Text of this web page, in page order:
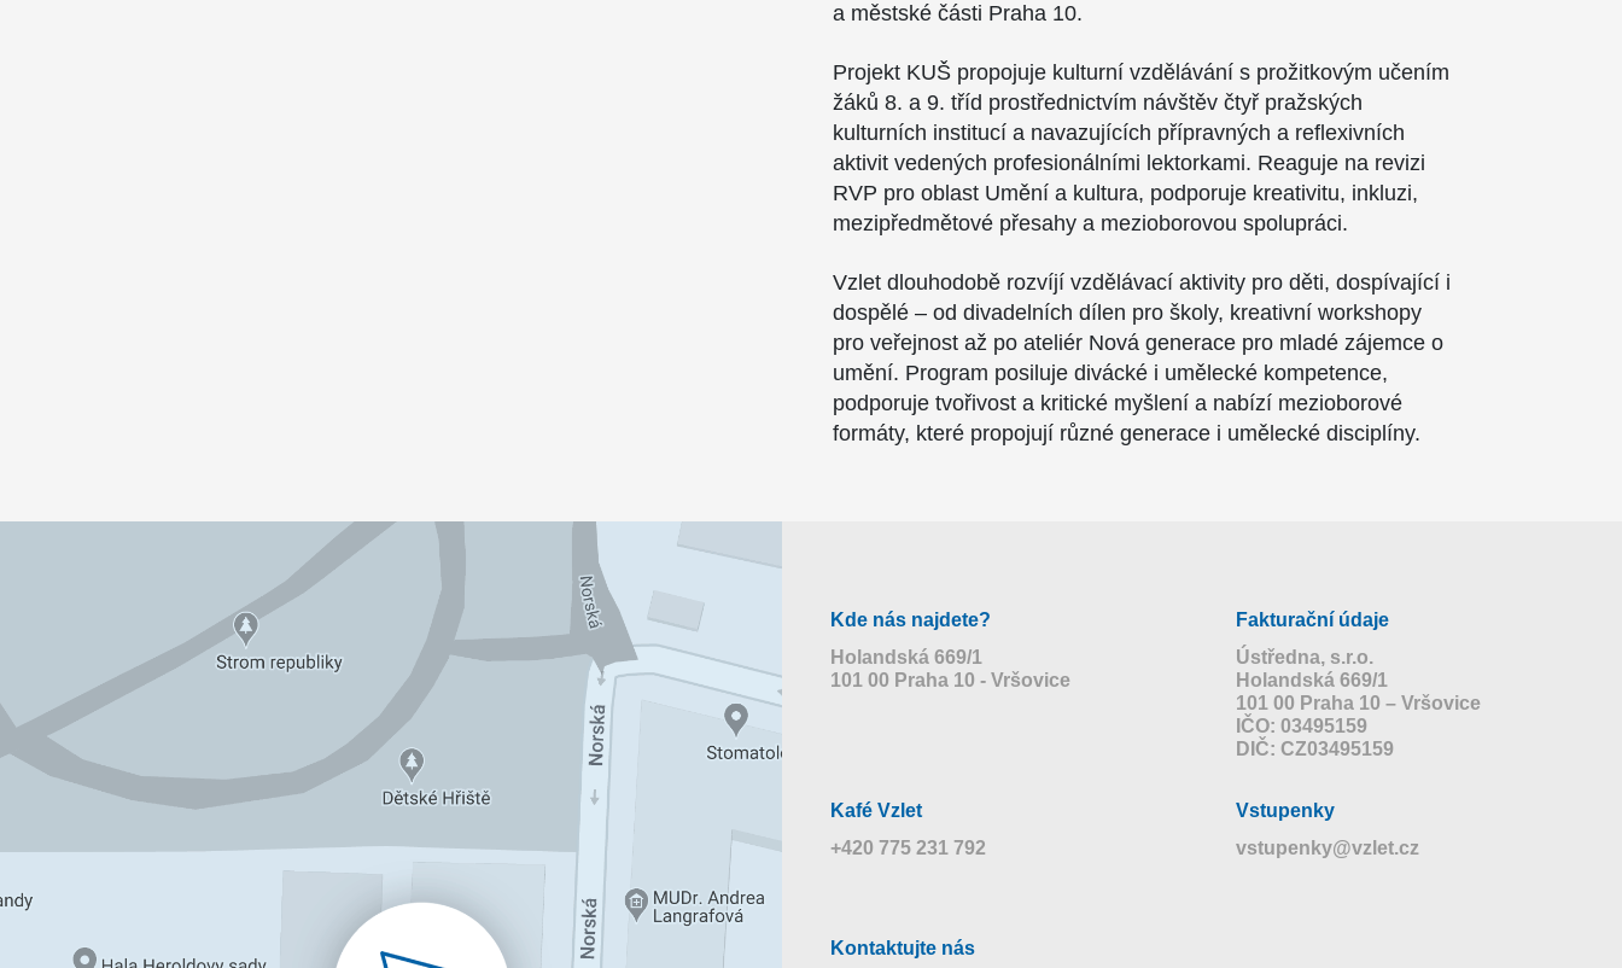
a městské části Praha 10.
Projekt KUŠ propojuje kulturní vzdělávání s prožitkovým učením
žáků 8. a 9. tříd prostřednictvím návštěv čtyř pražských
kulturních institucí a navazujících přípravných a reflexivních
aktivit vedených profesionálními lektorkami. Reaguje na revizi
RVP pro oblast Umění a kultura, podporuje kreativitu, inkluzi,
mezipředmětové přesahy a mezioborovou spolupráci.
Vzlet dlouhodobě rozvíjí vzdělávací aktivity pro děti, dospívající i
dospělé – od divadelních dílen pro školy, kreativní workshopy
pro veřejnost až po ateliér Nová generace pro mladé zájemce o
umění. Program posiluje divácké i umělecké kompetence,
podporuje tvořivost a kritické myšlení a nabízí mezioborové
formáty, které propojují různé generace i umělecké disciplíny.
Kde nás najdete?
Holandská 669/1
101 00 Praha 10 - Vršovice
Fakturační údaje
Ústředna, s.r.o.
Holandská 669/1
101 00 Praha 10 – Vršovice
IČO: 03495159
DIČ: CZ03495159
Kafé Vzlet
+420 775 231 792
Vstupenky
vstupenky@vzlet.cz
Kontaktujte nás